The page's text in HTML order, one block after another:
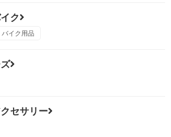
ク
バイク用品
セサリー